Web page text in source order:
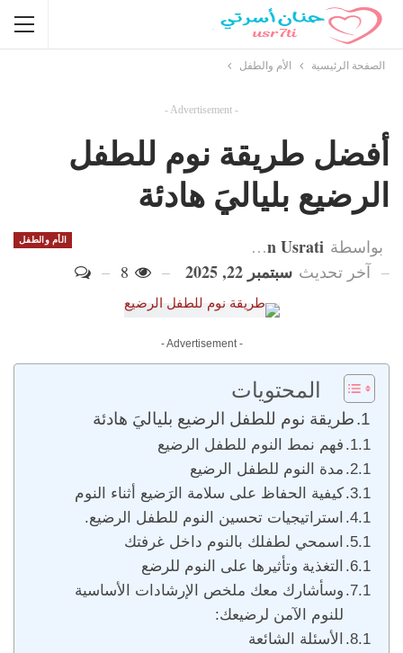
الصفحة الرئيسية الأم والطفل
- Advertisement -
أفضل طريقة نوم للطفل
الرضيع بلياليَ هادئة
الأم والطفل بواسطة Hanan Usrati
آخر تحديث سبتمبر 22, 2025
- Advertisement -
المحتويات
طريقة نوم للطفل الرضيع بلياليَ هادئة
فهم نمط النوم للطفل الرضيع
مدة النوم للطفل الرضيع
كيفية الحفاظ على سلامة الرَضيع أثناء النوم
استراتيجيات تحسين النوم للطفل الرضيع.
اسمحي لطفلك بالنوم داخل غرفتك
التغذية وتأثيرها على النوم للرضع
وسأشارك معك ملخص الإرشادات الأساسية
للنوم الآمن لرضيعك:
الأسئلة الشائعة